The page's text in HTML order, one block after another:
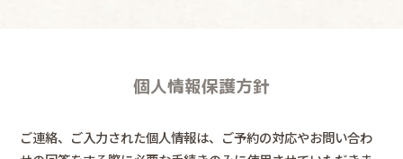
個人情報保護方針
ご連絡、ご入力された個人情報は、ご予約の対応やお問い合わ